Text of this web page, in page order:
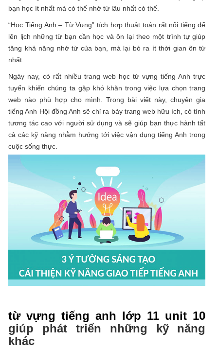
bạn học ít nhất mà có thể nhớ từ lâu nhất có thể.
“Học Tiếng Anh – Từ Vựng” tích hợp thuật toán rất nổi tiếng để
lên lịch những từ bạn cần học và ôn lại theo một trình tự giúp
tăng khả năng nhớ từ của bạn, mà lại bỏ ra ít thời gian ôn từ
nhất.
Ngày nay, có rất nhiều trang web học từ vựng tiếng Anh trực
tuyến khiến chúng ta gặp khó khăn trong việc lựa chọn trang
web nào phù hợp cho mình. Trong bài viết này, chuyên gia
tiếng Anh Hội đồng Anh sẽ chỉ ra bảy trang web hữu ích, có tính
tương tác cao với người sử dụng và sẽ giúp bạn thực hành tất
cả các kỹ năng nhằm hướng tới việc vận dụng tiếng Anh trong
cuộc sống thực.
từ vựng tiếng anh lớp 11 unit 10
giúp phát triển những kỹ năng
khác